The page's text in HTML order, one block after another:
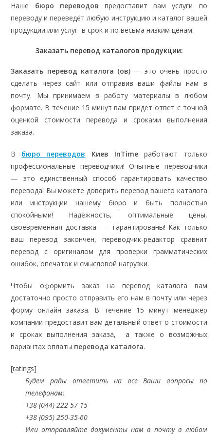
Наше бюро переводов предоставит вам услуги по
переводу и переведёт любую инструкцию и каталог вашей
продукции или услуг в срок и по весьма низким ценам.
Заказать перевод каталогов продукции:
Заказать перевод каталога (ов)— это очень просто
сделать через сайт или отправив ваши файлы нам в
почту. Мы принимаем в работу материалы в любом
формате. В течение 15 минут вам придет ответ с точной
оценкой стоимости перевода и сроками выполнения
заказа.
В бюро переводов Киев InTimeработают только
профессиональные переводчики! Опытные переводчики
— это единственный способ гарантировать качество
перевода! Вы можете доверить перевод вашего каталога
или инструкции нашему бюро и быть полностью
спокойными! Надёжность, оптимальные цены,
своевременная доставка — гарантированы! Как только
ваш перевод закончен, переводчик-редактор сравнит
перевод с оригиналом для проверки грамматических
ошибок, опечаток и смысловой нагрузки.
Чтобы оформить заказ на перевод каталога вам
достаточно просто отправить его нам в почту или через
форму онлайн заказа. В течение 15 минут менеджер
компании предоставит вам детальный ответ о стоимости
и сроках выполнения заказа, а также о возможных
вариантах оплаты перевода каталога.
[ratings]
Будем рады ответить на все Ваши вопросы по
телефонам:
+38 (044) 222-57-15
+38 (095) 250-35-60
Или отправляйте документы нам в почту в любом